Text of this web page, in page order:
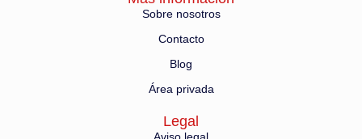
Sobre nosotros
Contacto
Blog
Área privada
Legal